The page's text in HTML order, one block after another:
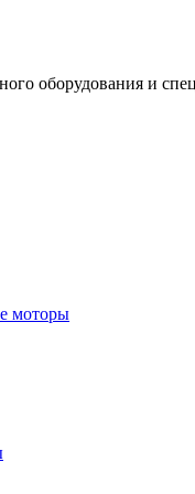
оборудования и
моторы